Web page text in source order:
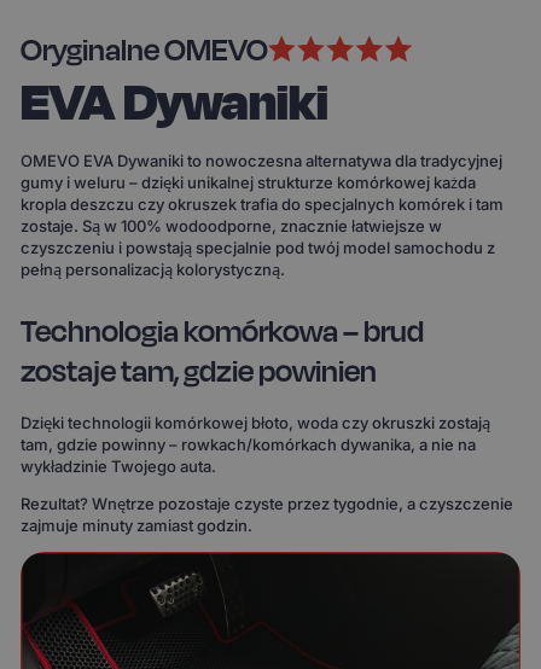
Oryginalne OMEVO
EVA Dywaniki
OMEVO EVA Dywaniki to nowoczesna alternatywa dla tradycyjnej
gumy i weluru – dzięki unikalnej strukturze komórkowej każda
kropla deszczu czy okruszek trafia do specjalnych komórek i tam
zostaje. Są w 100% wodoodporne, znacznie łatwiejsze w
czyszczeniu i powstają specjalnie pod twój model samochodu z
pełną personalizacją kolorystyczną.
Technologia komórkowa – brud
zostaje tam, gdzie powinien
Dzięki technologii komórkowej błoto, woda czy okruszki zostają
tam, gdzie powinny – rowkach/komórkach dywanika, a nie na
wykładzinie Twojego auta.
Rezultat? Wnętrze pozostaje czyste przez tygodnie, a czyszczenie
zajmuje minuty zamiast godzin.